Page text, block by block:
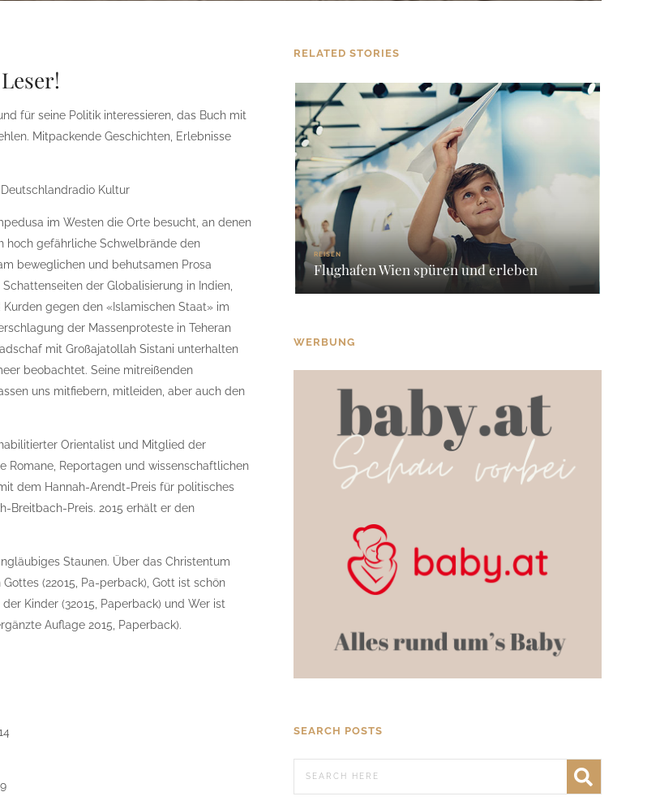
für seine Politik interessieren, das Buch mit
Mitpackende Geschichten, Erlebnisse
Deutschlandradio Kultur
im Westen die Orte besucht, an denen
hoch gefährliche Schwelbrände den
beweglichen und behutsamen Prosa
der Globalisierung in Indien,
gegen den «Islamischen Staat» im
der Massenproteste in Teheran
mit Großajatollah Sistani unterhalten
beobachtet. Seine mitreißenden
uns mitfiebern, mitleiden, aber auch den
Orientalist und Mitglied der
Romane, Reportagen und wissenschaftlichen
dem Hannah-Arendt-Preis für politisches
Breitbach-Preis. 2015 erhält er den
Staunen. Über das Christentum
(22015, Pa-perback), Gott ist schön
der Kinder (32015, Paperback) und Wer ist
Auflage 2015, Paperback).
RELATED STORIES
REISEN
Flughafen Wien spüren und erleben
WERBUNG
SEARCH POSTS